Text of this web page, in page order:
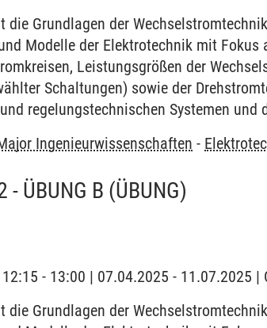
die Grundlagen der
Modelle der Elektrotechnik mit
Leistungsgrößen der
Schaltungen) sowie der
regelungstechnischen Systemen und
Ingenieurwissenschaften -
- ÜBUNG B (ÜBUNG)
- 13:00 | 07.04.2025 - 11.07.2025 |
die Grundlagen der